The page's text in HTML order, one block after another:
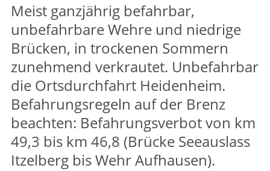
Meist ganzjährig befahrbar,
unbefahrbare Wehre und niedrige
Brücken, in trockenen Sommern
zunehmend verkrautet. Unbefahrbar
die Ortsdurchfahrt Heidenheim.
Befahrungsregeln auf der Brenz
beachten: Befahrungsverbot von km
49,3 bis km 46,8 (Brücke Seeauslass
Itzelberg bis Wehr Aufhausen).